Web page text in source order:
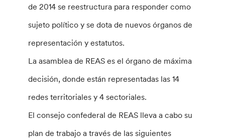
de 2014 se reestructura para responder como
sujeto político y se dota de nuevos órganos de
representación y estatutos.
La asamblea de REAS es el órgano de máxima
decisión, donde están representadas las 14
redes territoriales y 4 sectoriales.
El consejo confederal de REAS lleva a cabo su
plan de trabajo a través de las siguientes